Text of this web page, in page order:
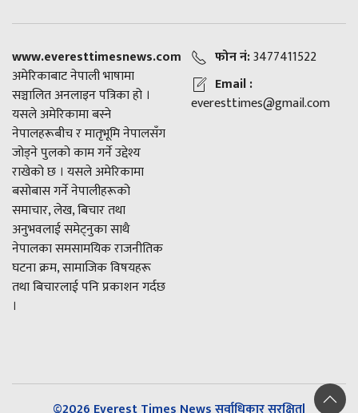
www.everesttimesnews.com
अमेरिकाबाट नेपाली भाषामा
सञ्चालित अनलाइन पत्रिका हो ।
यसले अमेरिकामा बस्ने
नेपालहरूबीच र मातृभूमि नेपालसँग
जोड्ने पुलको काम गर्ने उद्देश्य
राखेको छ । यसले अमेरिकामा
बसोबास गर्ने नेपालीहरूको
समाचार, लेख, बिचार तथा
अनुभवलाई समेट्नुका साथै
नेपालका समसामयिक राजनीतिक
घटना क्रम, सामाजिक विषयहरू
तथा बिचारलाई पनि प्रकाशन गर्दछ
।
फोन नं:3477411522
Email :
everesttimes@gmail.com